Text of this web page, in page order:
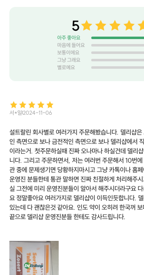
5
아주 좋아요
마음에 들어요
보통이에요
그냥 그래요
별로예요
서*일2024-11-06
설트랄린 회사별로 여러가지 주문해봤습니다. 델리샵
인 측면으로 보나 금전적인 측면으로 보나 델리샵에서
이라는거. 첫주문하실때 진짜 오나마나 하실건데 델리
니다. 그리고 주문하면서, 저는 여러번 주문해서 10번
관 중에 문제생기면 당황하지마시고 그냥 카톡이나 홈
운영진 분들한테 통관 말하면 진짜 친절하게 처리해주
실 그전에 미리 운영진분들이 알아서 해주시더라구요
요 정말좋아요 여러가지로 델리샵이 이득인듯합니다.
있는데 다 괜찮은것 같아요. 인도 약이 오히려 한국꺼
끝으로 델리샵 운영진분들 한테도 감사드립니다.